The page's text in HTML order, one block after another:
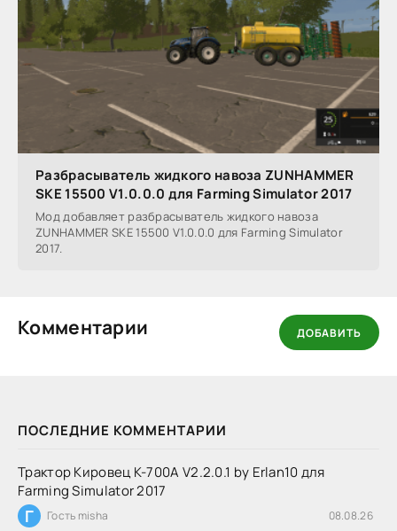
ПОСЛЕДНИЕ КОММЕНТАРИИ
Трактор Кировец К-700А V2.2.0.1 by Erlan10 для
Farming Simulator 2017
Г Гость misha 08.08.26
Разбрасыватель жидкого навоза ZUNHAMMER
SKE 15500 V1.0.0.0 для Farming Simulator 2017
Мод добавляет разбрасыватель жидкого навоза
ZUNHAMMER SKE 15500 V1.0.0.0 для Farming Simulator
2017.
Комментарии ДОБАВИТЬ